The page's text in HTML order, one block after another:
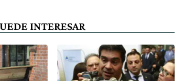
INTERESAR